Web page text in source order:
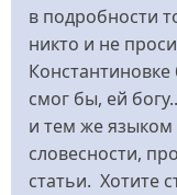
в подробности
никто и не
смог бы, ей
и тем же языком
словесности,
статьи. Хотите